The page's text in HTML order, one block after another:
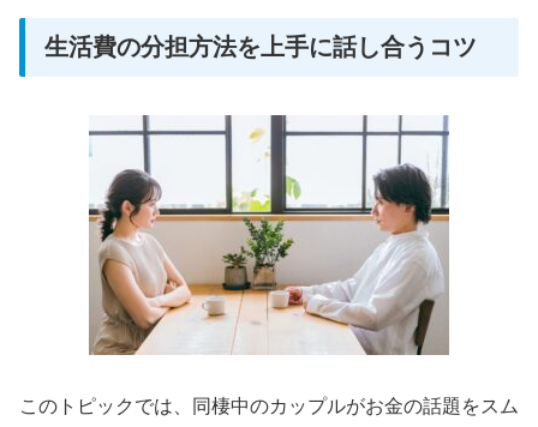
生活費の分担方法を上手に話し合うコツ
このトピックでは、同棲中のカップルがお金の話題をスム